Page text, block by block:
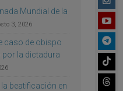
Mundial de la
3, 2026
caso de obispo
la dictadura
beatificación en